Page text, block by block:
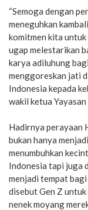
“Semoga dengan
meneguhkan
komitmen kita
ugap melestarikan
karya adiluhung
menggoreskan jati
Indonesia kepada
wakil ketua
Hadirnya perayaan
bukan hanya
menumbuhkan
Indonesia tapi juga
menjadi tempat
disebut Gen Z
nenek moyang